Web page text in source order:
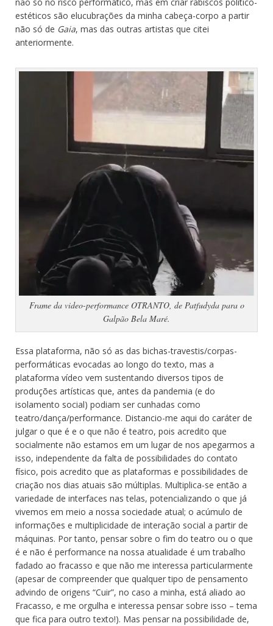
estéticos são elucubrações da minha cabeça-corpo a partir
não só de Gaia, mas das outras artistas que citei
anteriormente.
Frame da video-performance OTRANTO, de Patfudyda para o
Galpão Bela Maré.
Essa plataforma, não só as das bichas-travestis/corpas-
performáticas evocadas ao longo do texto, mas a
plataforma vídeo vem sustentando diversos tipos de
produções artísticas que, antes da pandemia (e do
isolamento social) podiam ser cunhadas como
teatro/dança/performance. Distancio-me aqui do caráter de
julgar o que é e o que não é teatro, pois acredito que
socialmente não estamos em um lugar de nos apegarmos a
isso, independente da falta de possibilidades do contato
físico, pois acredito que as plataformas e possibilidades de
criação nos dias atuais são múltiplas. Multiplica-se então a
variedade de interfaces nas telas, potencializando o que já
vivemos em meio a nossa sociedade atual; o acúmulo de
informações e multiplicidade de interação social a partir de
máquinas. Por tanto, pensar sobre o fim do teatro ou o que
é e não é performance na nossa atualidade é um trabalho
fadado ao fracasso e que não me interessa particularmente
(apesar de compreender que qualquer tipo de pensamento
advindo de origens “Cuir”, no caso a minha, está aliado ao
Fracasso, e me orgulha e interessa pensar sobre isso – tema
que fica para outro texto!). Mas pensar na possibilidade de,